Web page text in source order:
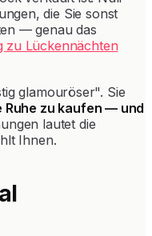
die Sie sonst
— genau das
zu Lückennächten
glamouröser". Sie
Ruhe zu kaufen — und
lautet die
Ihnen.